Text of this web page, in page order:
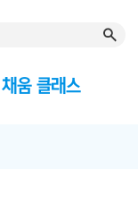
채움 클래스